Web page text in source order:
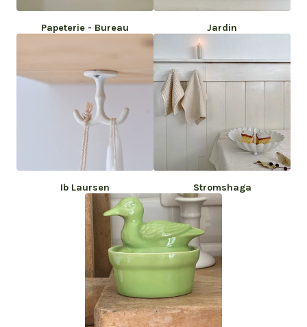
Papeterie - Bureau Jardin
Ib Laursen Stromshaga